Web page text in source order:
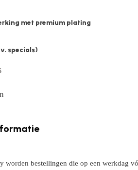
met premium plating
specials)
worden bestellingen die op een werkdag